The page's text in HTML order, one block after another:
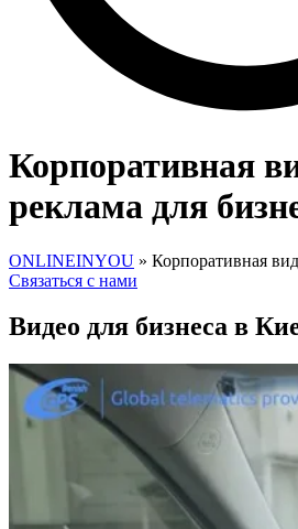
Корпоративная
реклама для
ONLINEINYOU » Корпоративная
Связаться с нами
Видео для бизнеса в